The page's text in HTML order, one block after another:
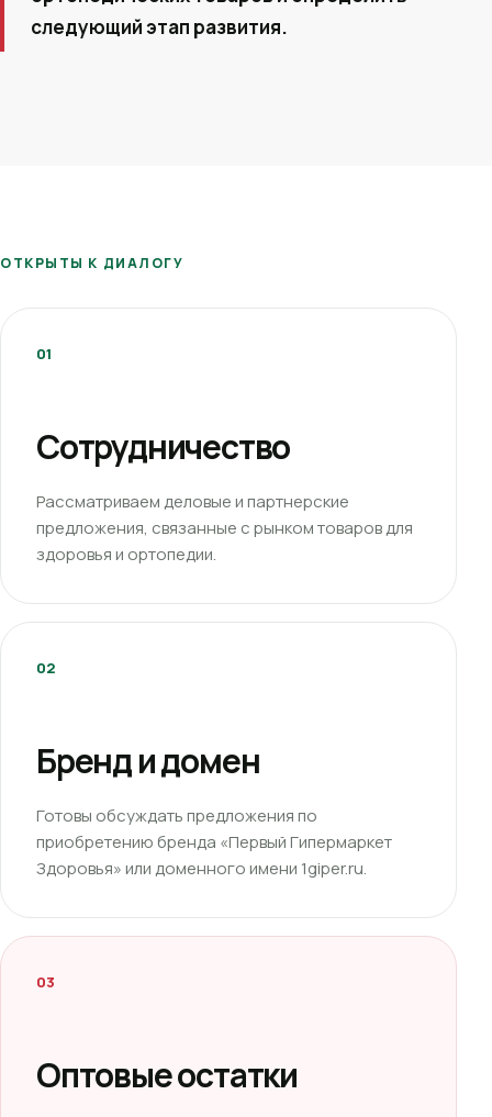
следующий этап развития.
ОТКРЫТЫ К ДИАЛОГУ
01
Сотрудничество
Рассматриваем деловые и партнерские
предложения, связанные с рынком товаров для
здоровья и ортопедии.
02
Бренд и домен
Готовы обсуждать предложения по
приобретению бренда «Первый Гипермаркет
Здоровья» или доменного имени 1giper.ru.
03
Оптовые остатки